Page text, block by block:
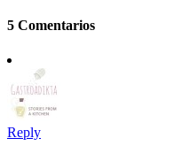
5 Comentarios
Reply